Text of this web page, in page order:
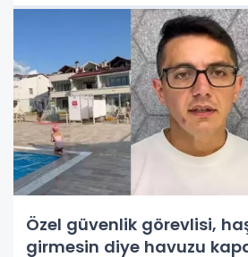
Özel güvenlik görevlisi,
girmesin diye havuzu